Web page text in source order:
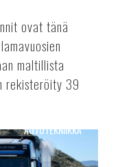
ovat tänä
maltillista
rekisteröity 39
AUTOTEKNIIKKA